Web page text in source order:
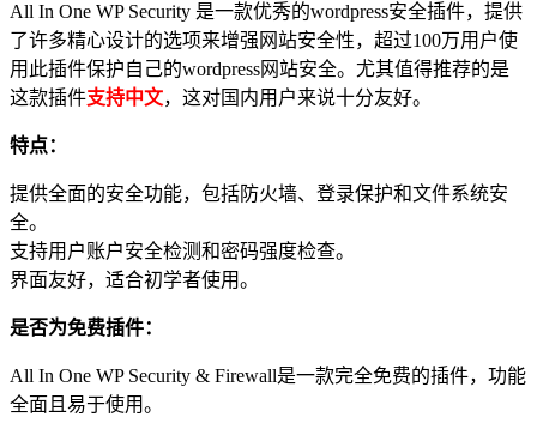
All In One WP Security 是一款优秀的wordpress安全插件，提供
了许多精心设计的选项来增强网站安全性，超过100万用户使
用此插件保护自己的wordpress网站安全。尤其值得推荐的是
这款插件支持中文，这对国内用户来说十分友好。
特点：
提供全面的安全功能，包括防火墙、登录保护和文件系统安
全。
支持用户账户安全检测和密码强度检查。
界面友好，适合初学者使用。
是否为免费插件：
All In One WP Security & Firewall是一款完全免费的插件，功能
全面且易于使用。